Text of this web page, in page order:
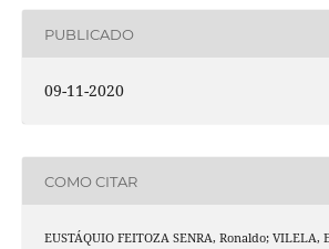
PUBLICADO
09-11-2020
COMO CITAR
EUSTÁQUIO FEITOZA SENRA, Ronaldo; VILELA,